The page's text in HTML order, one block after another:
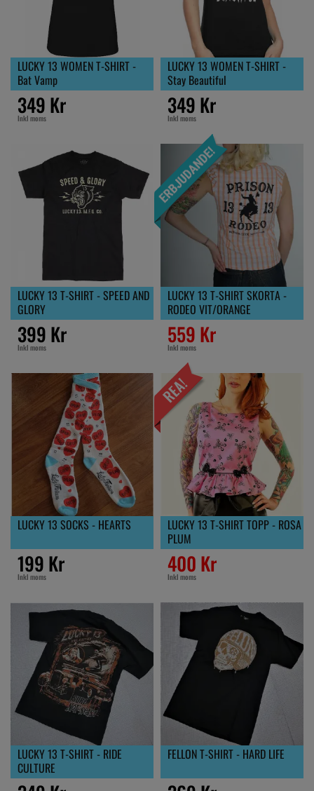
LUCKY 13 WOMEN T-SHIRT -
Bat Vamp
349 Kr
Inkl moms
LUCKY 13 WOMEN T-SHIRT -
Stay Beautiful
349 Kr
Inkl moms
LUCKY 13 T-SHIRT - SPEED AND
GLORY
399 Kr
Inkl moms
LUCKY 13 T-SHIRT SKORTA -
RODEO VIT/ORANGE
559 Kr
Inkl moms
LUCKY 13 SOCKS - HEARTS
199 Kr
Inkl moms
LUCKY 13 T-SHIRT TOPP - ROSA
PLUM
400 Kr
Inkl moms
LUCKY 13 T-SHIRT - RIDE
CULTURE
FELLON T-SHIRT - HARD LIFE